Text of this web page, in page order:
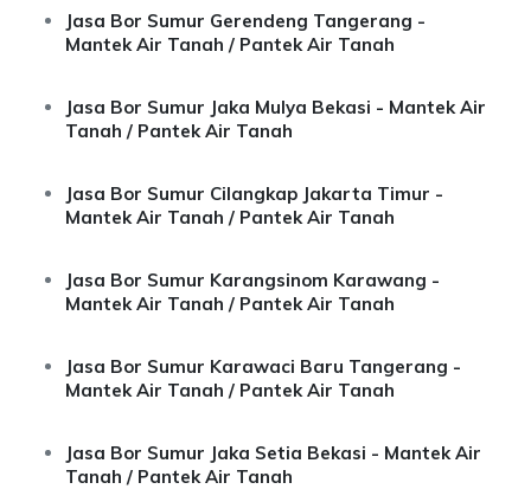
Jasa Bor Sumur Gerendeng Tangerang -
Mantek Air Tanah / Pantek Air Tanah
Jasa Bor Sumur Jaka Mulya Bekasi - Mantek Air
Tanah / Pantek Air Tanah
Jasa Bor Sumur Cilangkap Jakarta Timur -
Mantek Air Tanah / Pantek Air Tanah
Jasa Bor Sumur Karangsinom Karawang -
Mantek Air Tanah / Pantek Air Tanah
Jasa Bor Sumur Karawaci Baru Tangerang -
Mantek Air Tanah / Pantek Air Tanah
Jasa Bor Sumur Jaka Setia Bekasi - Mantek Air
Tanah / Pantek Air Tanah